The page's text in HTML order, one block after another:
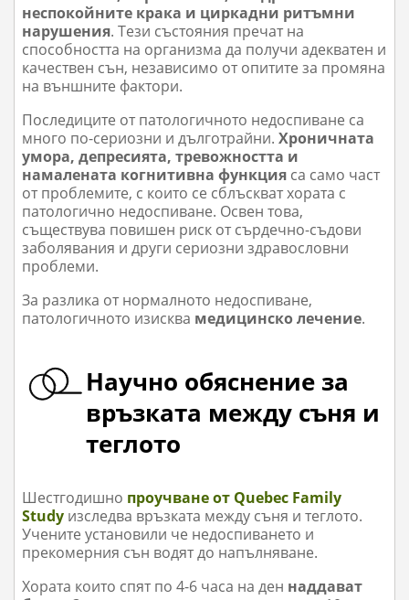
неспокойните крака и циркадни ритъмни
нарушения. Тези състояния пречат на
способността на организма да получи адекватен и
качествен сън, независимо от опитите за промяна
на външните фактори.
Последиците от патологичното недоспиване са
много по-сериозни и дълготрайни.Хроничната
умора, депресията, тревожността и
намалената когнитивна функция са само част
от проблемите, с които се сблъскват хората с
патологично недоспиване. Освен това,
съществува повишен риск от сърдечно-съдови
заболявания и други сериозни здравословни
проблеми.
За разлика от нормалното недоспиване,
патологичното изисква медицинско лечение.
Научно обяснение за
връзката между съня и
теглото
Шестгодишно проучване от Quebec Family
Study изследва връзката между съня и теглото.
Учените установили че недоспиването и
прекомерния сън водят до напълняване.
Хората които спят по 4-6 часа на ден наддават